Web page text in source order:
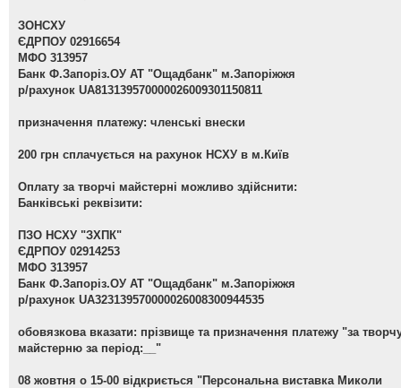
ЗОНСХУ
ЄДРПОУ 02916654
МФО 313957
Банк Ф.Запоріз.ОУ АТ "Ощадбанк" м.Запоріжжя
р/рахунок UA813139570000026009301150811
призначення платежу: членські внески
200 грн сплачується на рахунок НСХУ в м.Київ
Оплату за творчі майстерні можливо здійснити:
Банківські реквізити:
ПЗО НСХУ "ЗХПК"
ЄДРПОУ 02914253
МФО 313957
Банк Ф.Запоріз.ОУ АТ "Ощадбанк" м.Запоріжжя
р/рахунок UA323139570000026008300944535
обовязкова вказати: прізвище та призначення платежу "за
майстерню за період:__"
08 жовтня о 15-00 відкриється "Персональна виставка Миколи